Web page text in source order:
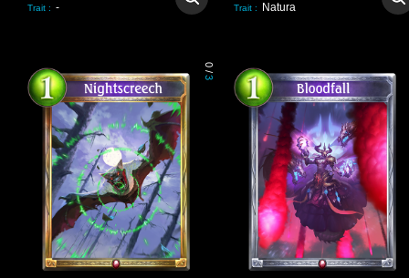
Trait : - Trait : Natura
0
/
3